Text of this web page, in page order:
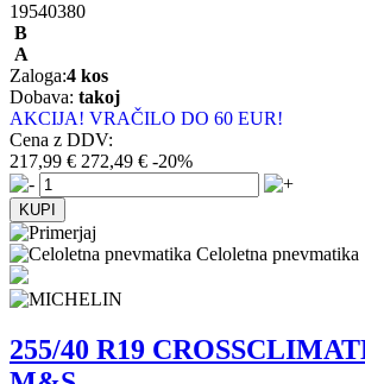
19540380
B
A
Zaloga:4 kos
Dobava: takoj
AKCIJA! VRAČILO DO 60 EUR!
Cena z DDV:
217,99 € 272,49 € -20%
Celoletna pnevmatika
255/40 R19